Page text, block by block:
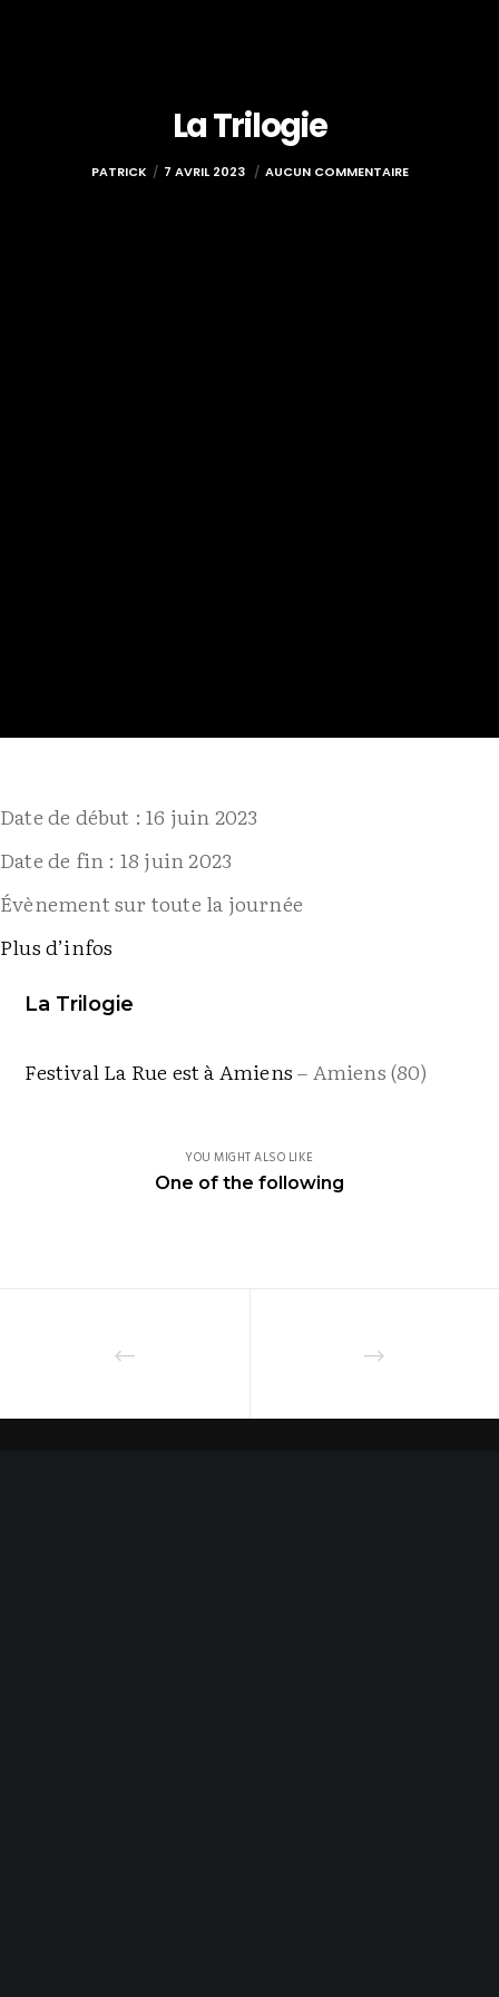
La Trilogie
PATRICK 7 AVRIL 2023 AUCUN COMMENTAIRE
Date de début :16 juin 2023
Date de fin : 18 juin 2023
Évènement sur toute la journée
Plus d’infos
La Trilogie
Festival La Rue est à Amiens– Amiens (80)
YOU MIGHT ALSO LIKE
One of the following